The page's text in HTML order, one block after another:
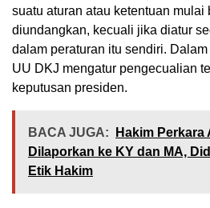
suatu aturan atau ketentuan mulai
diundangkan, kecuali jika diatur
dalam peraturan itu sendiri.
UU DKJ mengatur pengecualian
keputusan presiden.
BACA JUGA:
Hakim
Dilaporkan ke KY dan MA,
Etik Hakim